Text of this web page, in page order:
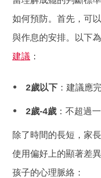
如何預防。首先，可
與作息的安排。以下
建議 ：
2歲以下 ：建議應
2歲-4歲 ：不超過
除了時間的長短，家
使用偏好上的顯著差
孩子的心理脈絡：